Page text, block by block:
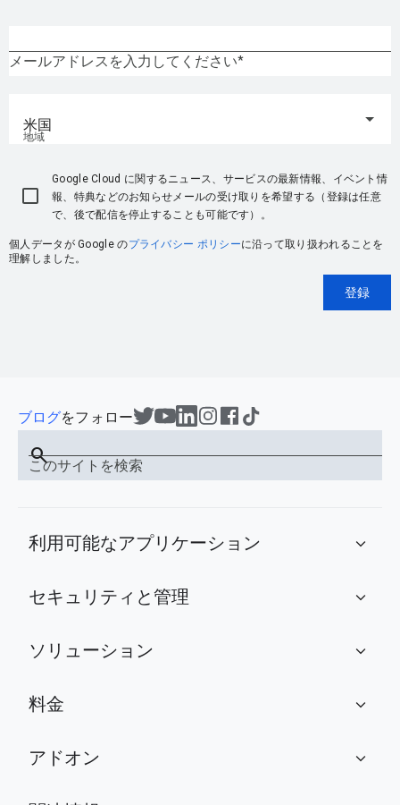
メールアドレスを入力してください
地域
米国
Google Cloud に関するニュース、サービスの最新情報、イベント情
報、特典などのお知らせメールの受け取りを希望する（登録は任意
で、後で配信を停止することも可能です）。
個人データが Google のプライバシー ポリシーに沿って取り扱われることを
理解しました。
登録
ブログをフォロー
このサイトを検索
search
利用可能なアプリケーション expand_more
セキュリティと管理 expand_more
ソリューション expand_more
料金 expand_more
アドオン expand_more